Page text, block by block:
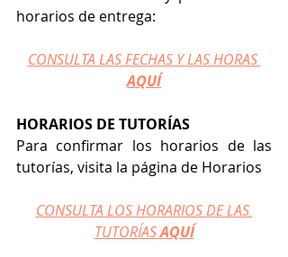
horarios de entrega:
CONSULTA LAS FECHAS Y LAS HORAS
AQUÍ
HORARIOS DE TUTORÍAS
Para confirmar los horarios de las
tutorías, visita la página de Horarios
CONSULTA LOS HORARIOS DE LAS
TUTORÍAS AQUÍ